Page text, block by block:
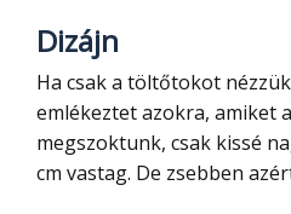
Dizájn
Ha csak a töltőtokot nézzük, akkor erősen
emlékeztet azokra, amiket
megszoktunk, csak kissé
cm vastag. De zsebben